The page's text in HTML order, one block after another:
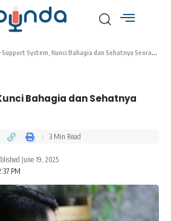
Support System, Kunci Bahagia dan Sehatnya Seorang Ibu
Bahagia dan Sehatnya
PM
June 19, 2025
3 Min Read